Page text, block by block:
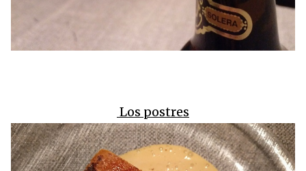
Los postres